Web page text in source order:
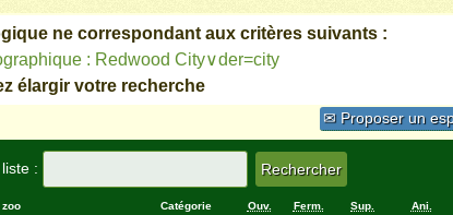
ne correspondant aux critères suivants :
: Redwood City∨der=city
élargir votre recherche
✉ Proposer un
:
Catégorie
Ouv.
Ferm.
Sup.
Ani.